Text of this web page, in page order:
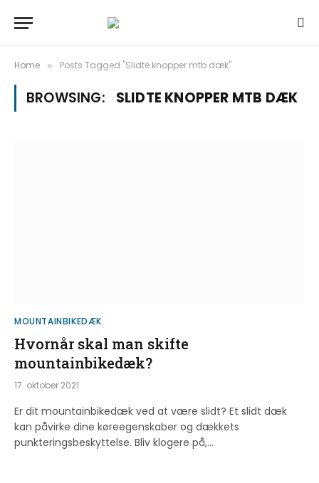
Home » Posts Tagged "Slidte knopper mtb dæk"
BROWSING: SLIDTE KNOPPER MTB DÆK
MOUNTAINBIKEDÆK
Hvornår skal man skifte
mountainbikedæk?
17. oktober 2021
Er dit mountainbikedæk ved at være slidt? Et slidt dæk
kan påvirke dine køreegenskaber og dækkets
punkteringsbeskyttelse. Bliv klogere på,…